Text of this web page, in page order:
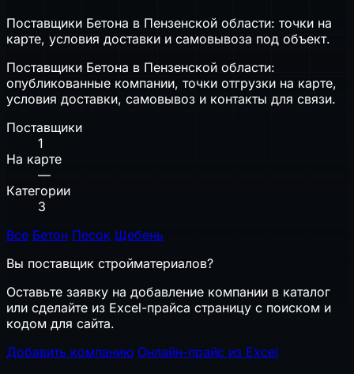
Поставщики Бетона в Пензенской области: точки на
карте, условия доставки и самовывоза под объект.
Поставщики Бетона в Пензенской области:
опубликованные компании, точки отгрузки на карте,
условия доставки, самовывоз и контакты для связи.
Поставщики
1
На карте
—
Категории
3
Все Бетон Песок Щебень
Вы поставщик стройматериалов?
Оставьте заявку на добавление компании в каталог
или сделайте из Excel-прайса страницу с поиском и
кодом для сайта.
Добавить компанию Онлайн-прайс из Excel